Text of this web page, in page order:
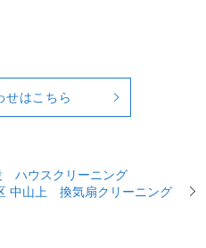
せはこちら
ハウスクリーニング
中山上 換気扇クリーニング